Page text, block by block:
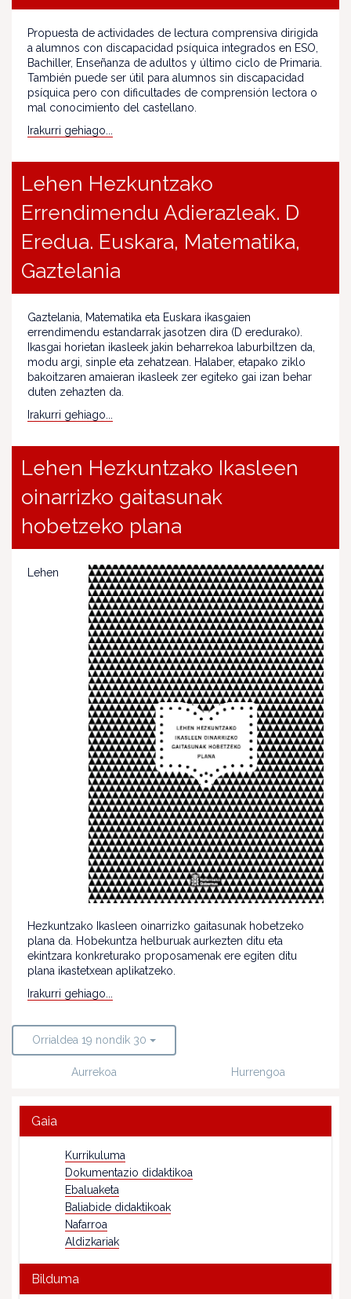
Propuesta de actividades de lectura comprensiva dirigida
a alumnos con discapacidad psíquica integrados en ESO,
Bachiller, Enseñanza de adultos y último ciclo de Primaria.
También puede ser útil para alumnos sin discapacidad
psíquica pero con dificultades de comprensión lectora o
mal conocimiento del castellano.
Irakurri gehiago...
Lehen Hezkuntzako
Errendimendu Adierazleak. D
Eredua. Euskara, Matematika,
Gaztelania
Gaztelania, Matematika eta Euskara ikasgaien
errendimendu estandarrak jasotzen dira (D eredurako).
Ikasgai horietan ikasleek jakin beharrekoa laburbiltzen da,
modu argi, sinple eta zehatzean. Halaber, etapako ziklo
bakoitzaren amaieran ikasleek zer egiteko gai izan behar
duten zehazten da.
Irakurri gehiago...
Lehen Hezkuntzako Ikasleen
oinarrizko gaitasunak
hobetzeko plana
Lehen
Hezkuntzako Ikasleen oinarrizko gaitasunak hobetzeko
plana da. Hobekuntza helburuak aurkezten ditu eta
ekintzara konkreturako proposamenak ere egiten ditu
plana ikastetxean aplikatzeko.
Irakurri gehiago...
Orrialdea 19 nondik 30
Aurrekoa Hurrengoa
Gaia
Kurrikuluma
Dokumentazio didaktikoa
Ebaluaketa
Baliabide didaktikoak
Nafarroa
Aldizkariak
Bilduma